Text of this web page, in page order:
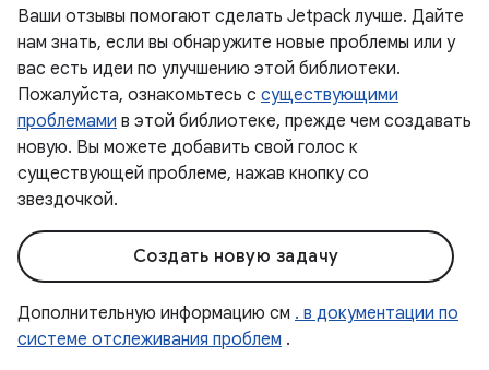
Ваши отзывы помогают сделать Jetpack лучше. Дайте
нам знать, если вы обнаружите новые проблемы или у
вас есть идеи по улучшению этой библиотеки.
Пожалуйста, ознакомьтесь с существующими
проблемами в этой библиотеке, прежде чем создавать
новую. Вы можете добавить свой голос к
существующей проблеме, нажав кнопку со
звездочкой.
Создать новую задачу
Дополнительную информацию см . в документации по
системе отслеживания проблем .